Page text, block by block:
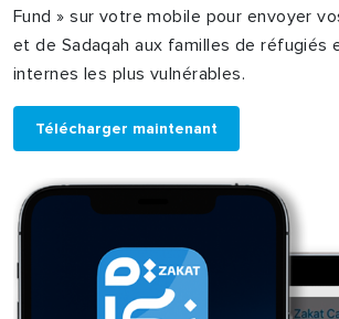
Fund » sur votre mobile pour envoyer
et de Sadaqah aux familles de réfugiés
internes les plus vulnérables.
Télécharger maintenant